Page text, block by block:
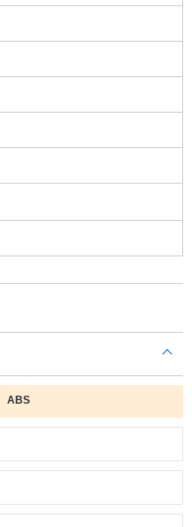
ABS